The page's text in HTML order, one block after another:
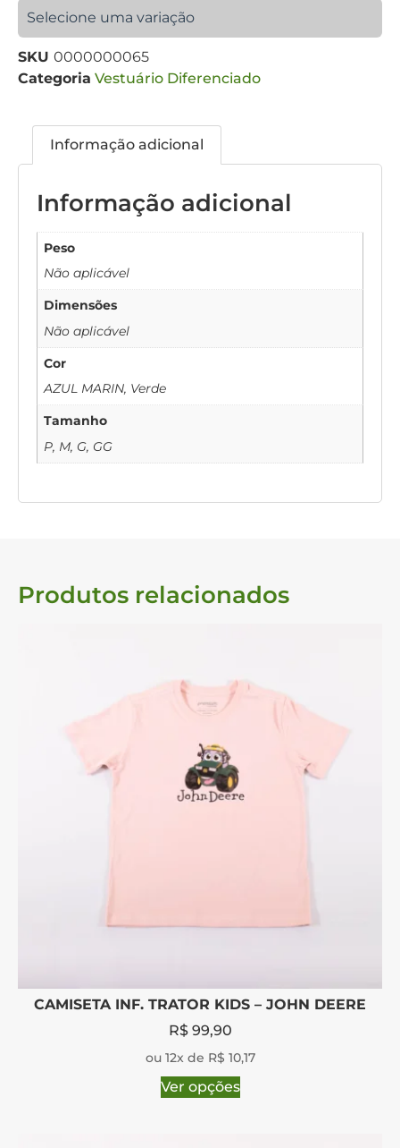
Selecione uma variação
SKU 0000000065
Categoria Vestuário Diferenciado
Informação adicional
Informação adicional
Peso
Não aplicável
Dimensões
Não aplicável
Cor
AZUL MARIN, Verde
Tamanho
P, M, G, GG
Produtos relacionados
CAMISETA INF. TRATOR KIDS – JOHN DEERE
R$99,90
ou 12x de R$ 10,17
Ver opções